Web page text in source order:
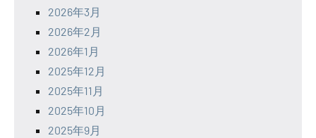
2026年3月
2026年2月
2026年1月
2025年12月
2025年11月
2025年10月
2025年9月